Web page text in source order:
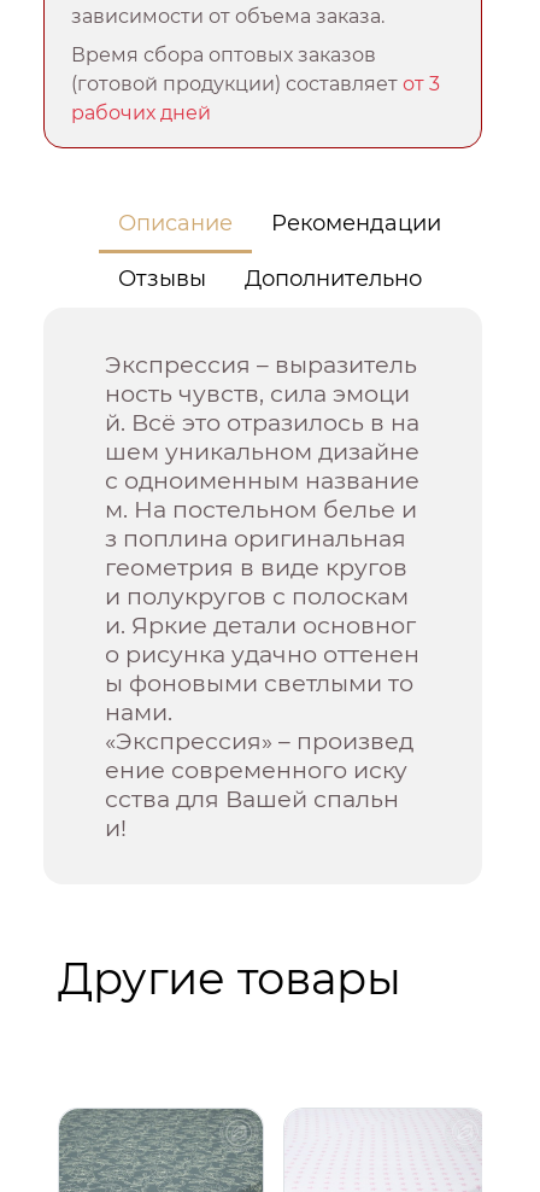
зависимости от объема заказа.
Время сбора оптовых заказов
(готовой продукции) составляетот 3
рабочих дней
Описание Рекомендации
Отзывы Дополнительно
Экспрессия – выразитель
ность чувств, сила эмоци
й. Всё это отразилось в на
шем уникальном дизайне
с одноименным название
м. На постельном белье и
з поплина оригинальная
геометрия в виде кругов
и полукругов с полоскам
и. Яркие детали основног
о рисунка удачно оттенен
ы фоновыми светлыми то
нами.
«Экспрессия» – произвед
ение современного иску
сства для Вашей спальн
и!
Другие товары